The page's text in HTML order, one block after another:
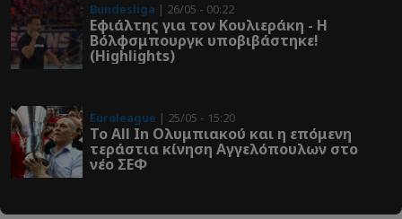
Bundesliga | 26/05 - 00:22
Εφιάλτης για τον Κουλιεράκη - Η
Βόλφσμπουργκ υποβιβάστηκε!
(Highlights)
Euroleague | 25/05 - 15:20
Το All In Ολυμπιακού και η επόμενη
τεράστια κίνηση Αγγελόπουλων στο
νέο ΣΕΦ